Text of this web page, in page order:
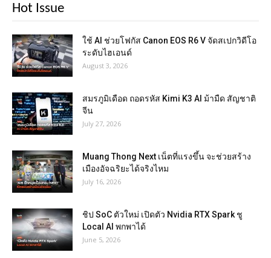
Hot Issue
ใช้ AI ช่วยโฟกัส Canon EOS R6 V จัดสเปกวิดีโอ
ระดับไฮเอนด์
August 3, 2026
สมรภูมิเดือด ถอดรหัส Kimi K3 AI ม้ามืด สัญชาติ
จีน
July 27, 2026
Muang Thong Next เน็ตที่แรงขึ้น จะช่วยสร้าง
เมืองอัจฉริยะได้จริงไหม
July 16, 2026
ชิป SoC ตัวใหม่ เปิดตัว Nvidia RTX Spark ชู
Local AI พกพาได้
June 5, 2026